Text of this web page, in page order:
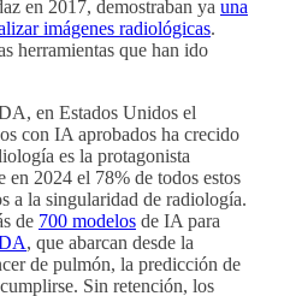
en 2017, demostraban ya una
imágenes radiológicas.
herramientas que han ido
en Estados Unidos el
con IA aprobados ha crecido
es la protagonista
en 2024 el 78% de todos estos
a la singularidad de radiología.
de 700 modelos de IA para
, que abarcan desde la
de pulmón, la predicción de
Sin retención, los